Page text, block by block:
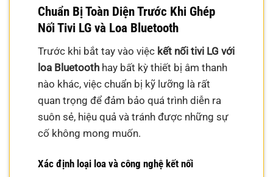
Chuẩn Bị Toàn Diện Trước Khi Ghép
Nối Tivi LG và Loa Bluetooth
Trước khi bắt tay vào việc kết nối tivi LG với
loa Bluetooth hay bất kỳ thiết bị âm thanh
nào khác, việc chuẩn bị kỹ lưỡng là rất
quan trọng để đảm bảo quá trình diễn ra
suôn sẻ, hiệu quả và tránh được những sự
cố không mong muốn.
Xác định loại loa và công nghệ kết nối